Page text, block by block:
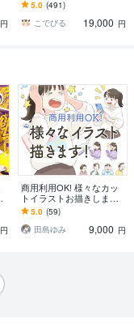
円
イコン等、目を引くイラ
ストをご希望の方に！
5.0 (491)
こでびる
19,000 円
円
商用利用OK! 様々なカッ
トイラストお描きします
WEB、印刷物の挿絵や説
明などに★使いやすいシ
ーンイラスト
5.0 (59)
田島ゆみ
9,000 円